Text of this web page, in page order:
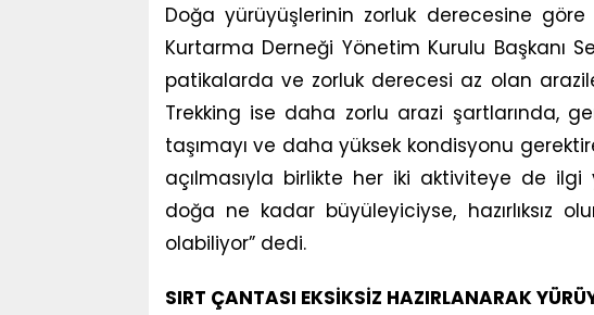
Doğa yürüyüşlerinin zorluk derecesine göre
Kurtarma Derneği Yönetim Kurulu Başkanı
patikalarda ve zorluk derecesi az olan
Trekking ise daha zorlu arazi şartlarında,
taşımayı ve daha yüksek kondisyonu
açılmasıyla birlikte her iki aktiviteye de
doğa ne kadar büyüleyiciyse, hazırlıksız
olabiliyor” dedi.
SIRT ÇANTASI EKSİKSİZ HAZIRLANARAK